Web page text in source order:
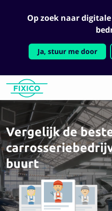
Op zoek naar
Ja, stuur me door
Vergelijk de
buurt